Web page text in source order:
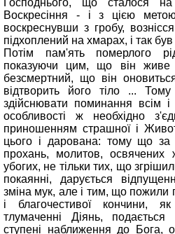
Господнього, що сталося
Воскресіння - і з цією
воскреснувши з гробу,
підхоплений на хмарах, і так
Потім пам'ять померлого
показуючи цим, що він
безсмертний, що він
відтворить його тіло ...
здійснювати поминання всім
особливості ж необхідно
приношенням страшної і
цього і дарована: тому що
прохань, молитов, освячених
убогих, не тільки тих, що
покаянні, дарується
зміна мук, але і тим, що пожили
і благочестивої кончини,
тлумаченні Діянь,
ступені наближення до Бога,